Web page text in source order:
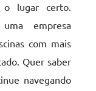
o lugar certo.
empresa
com mais
Quer saber
navegando